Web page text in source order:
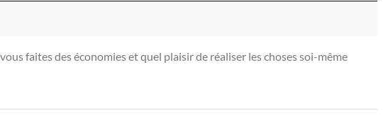
faites des économies et quel plaisir de réaliser les choses soi-même